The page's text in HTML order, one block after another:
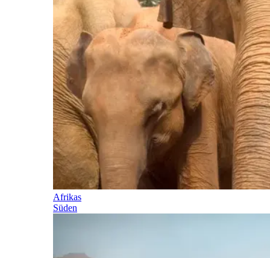
Afrikas
Süden